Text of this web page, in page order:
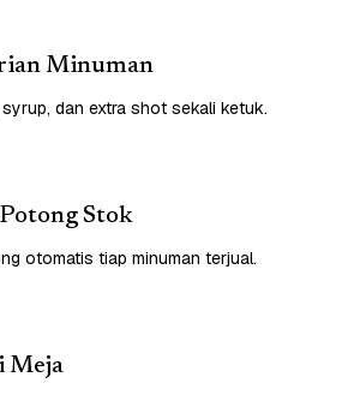
Minuman
dan extra shot sekali ketuk.
Stok
otomatis tiap minuman terjual.
Meja